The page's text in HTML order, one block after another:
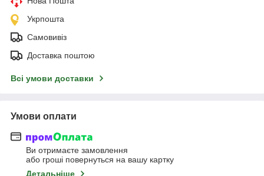
Укрпошта
Самовивіз
Доставка поштою
Всі умови доставки
Умови оплати
Ви отримаєте замовлення
або гроші повернуться на вашу картку
Детальніше